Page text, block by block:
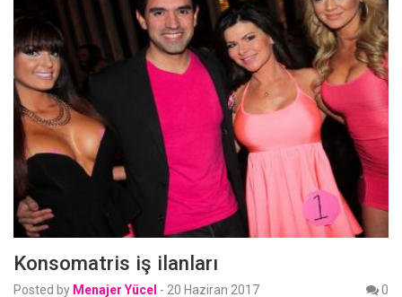
Konsomatris iş ilanları
Posted by Menajer Yücel - 20 Haziran 2017 0